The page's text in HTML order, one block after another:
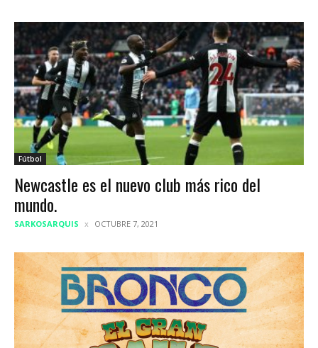
Fútbol
Newcastle es el nuevo club más rico del
mundo.
SARKOSARQUIS OCTUBRE 7, 2021